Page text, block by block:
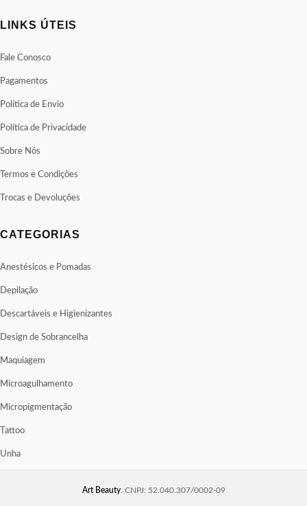
LINKS ÚTEIS
Fale Conosco
Pagamentos
Política de Envio
Política de Privacidade
Sobre Nós
Termos e Condições
Trocas e Devoluções
CATEGORIAS
Anestésicos e Pomadas
Depilação
Descartáveis e Higienizantes
Design de Sobrancelha
Maquiagem
Microagulhamento
Micropigmentação
Tattoo
Unha
Art Beauty. CNPJ: 52.040.307/0002-09